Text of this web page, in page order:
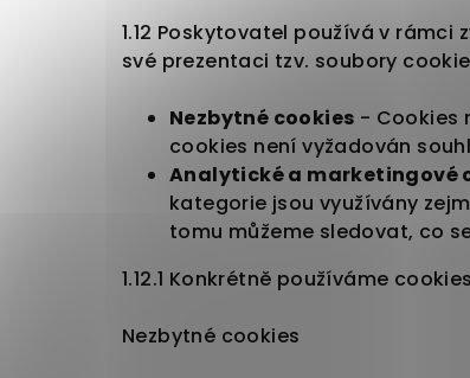
1.12 Poskytovatel používá v
své prezentaci tzv. soubory
Nezbytné cookies - Cookies
cookies není vyžadován
Analytické a marketingové
kategorie jsou využívány
tomu můžeme sledovat, co
1.12.1 Konkrétně používáme
Nezbytné cookies